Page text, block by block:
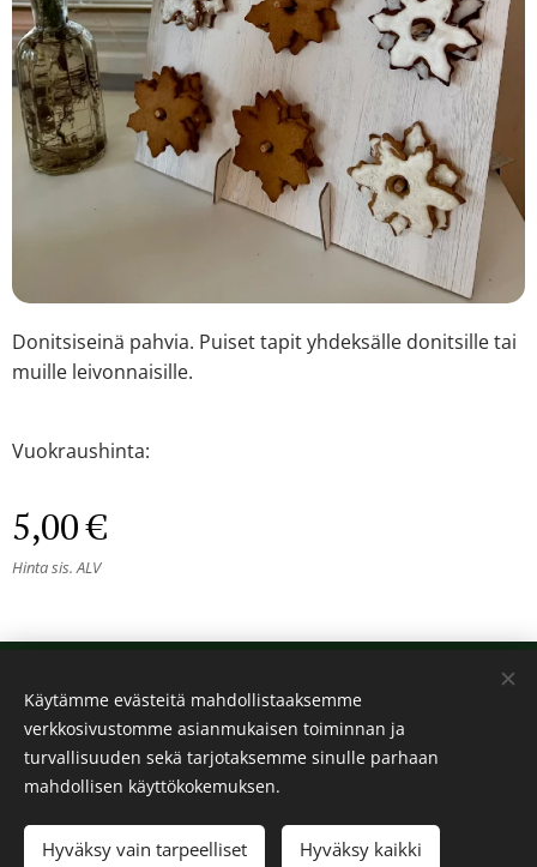
Donitsiseinä pahvia. Puiset tapit yhdeksälle donitsille tai
muille leivonnaisille.
Vuokraushinta:
5,00€
Hinta sis. ALV
Lisää ostoskoriin
Kalos
Evästeet
Käytämme evästeitä mahdollistaaksemme
verkkosivustomme asianmukaisen toiminnan ja
turvallisuuden sekä tarjotaksemme sinulle parhaan
mahdollisen käyttökokemuksen.
Hyväksy vain tarpeelliset Hyväksy kaikki